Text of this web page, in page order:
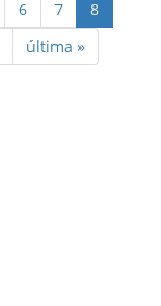
6 7
8
última »